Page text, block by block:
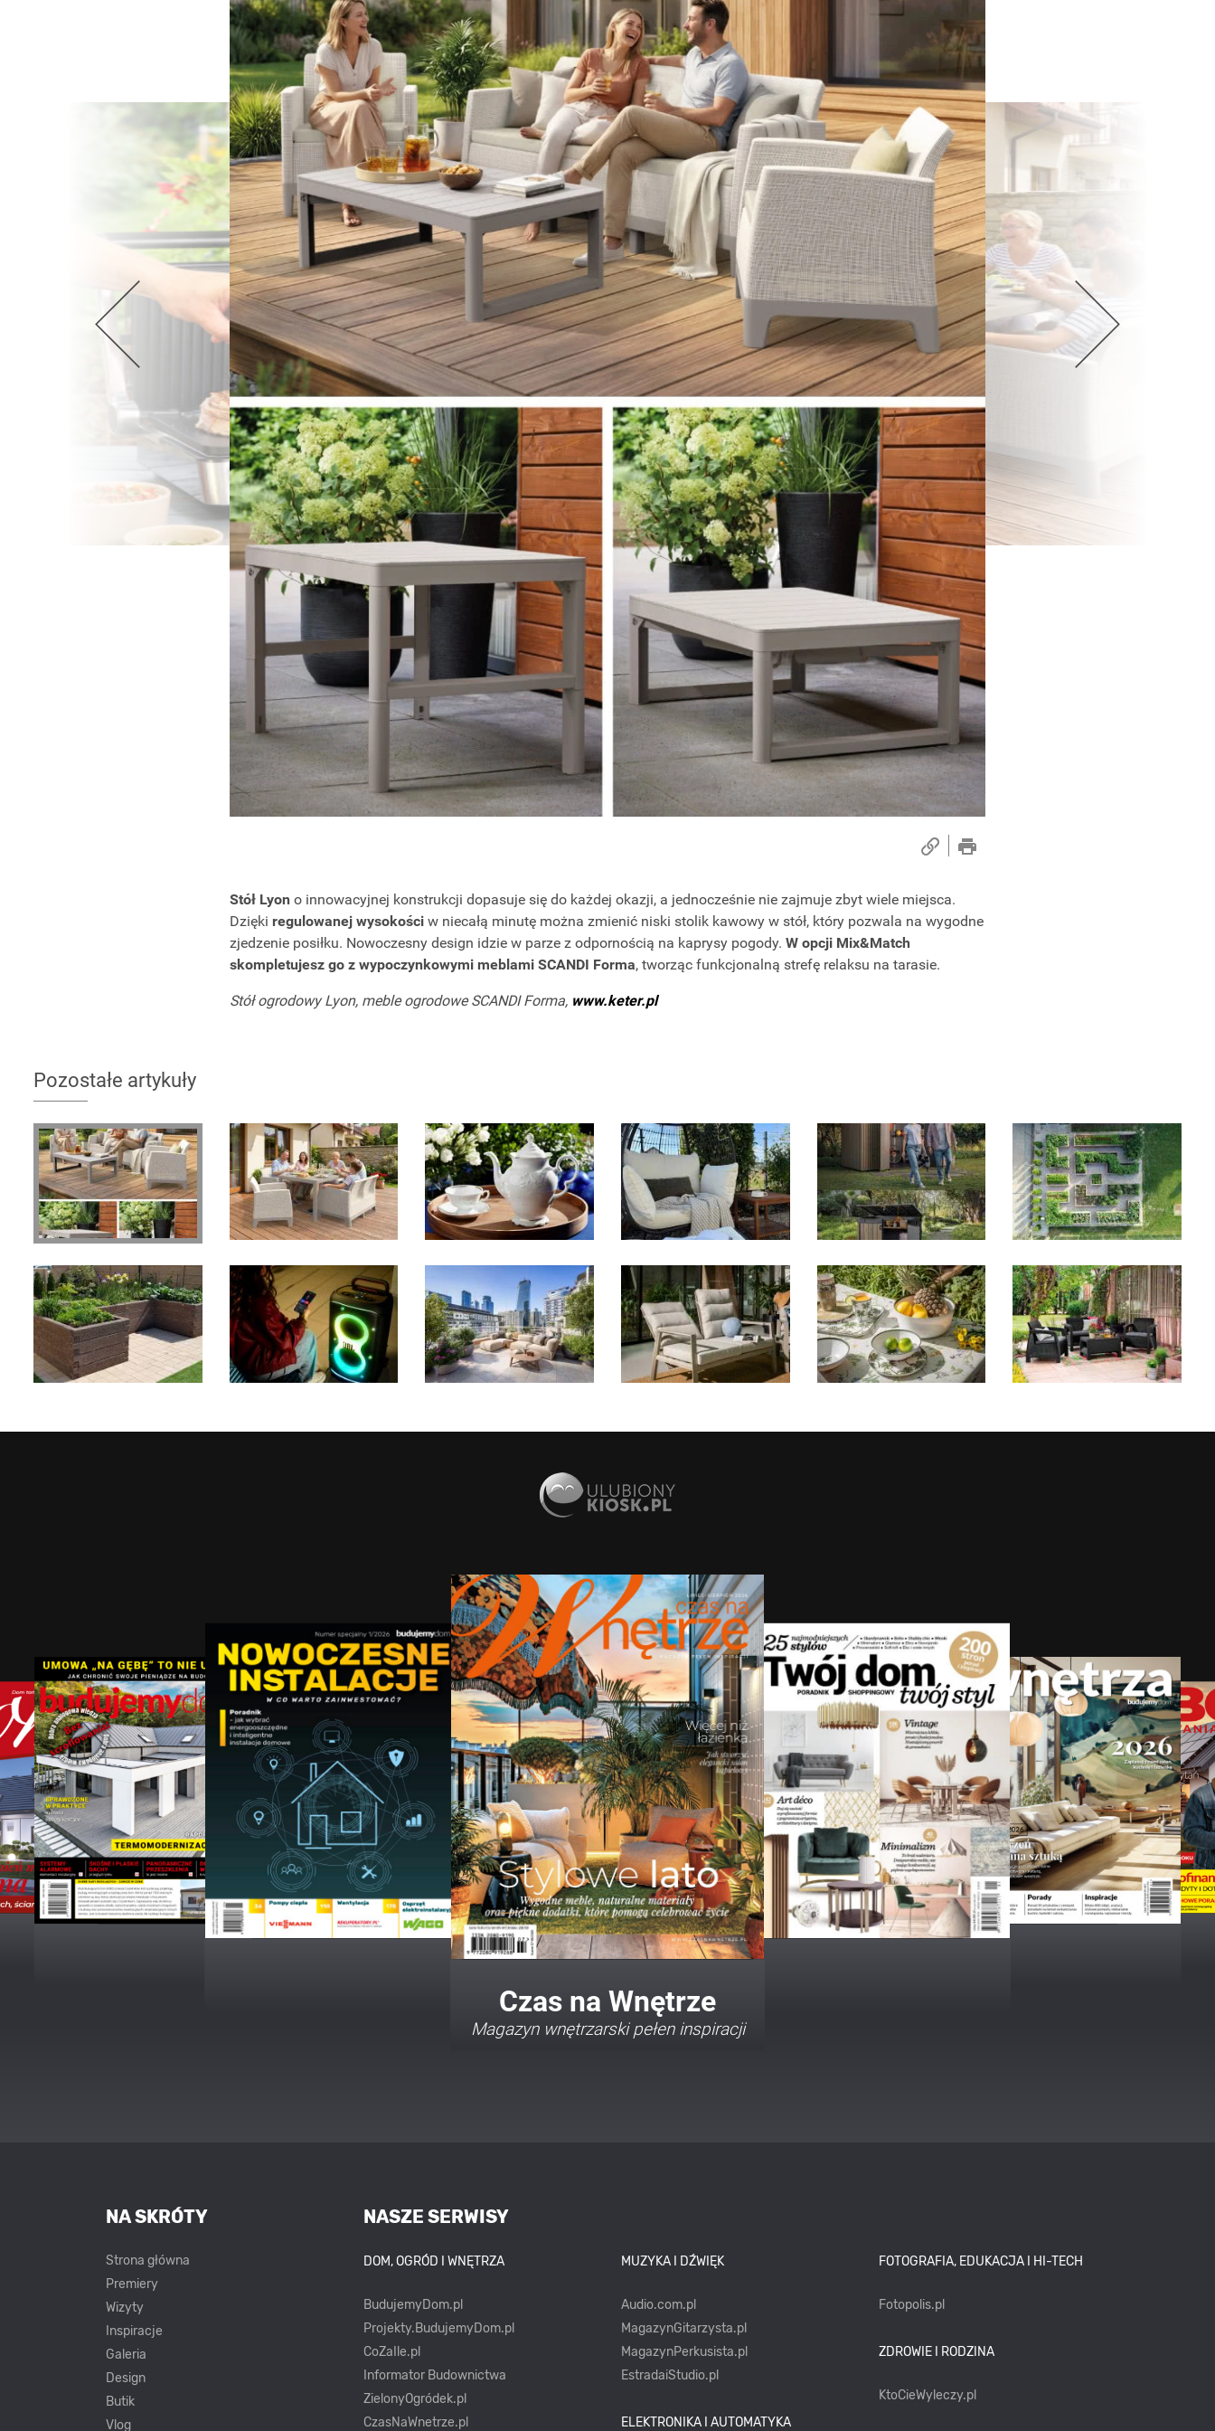
Wellnes
DIY
Stół Lyon o innowacyjnej konstrukcji dopasuje się do każdej okazji, a jednocześnie nie zajmuje zbyt wiele miejsca.
Dzięki regulowanej wysokościw niecałą minutę można zmienić niski stolik kawowy w stół, który pozwala na wygodne
zjedzenie posiłku. Nowoczesny design idzie w parze z odpornością na kaprysy pogody. W opcji Mix&Match
skompletujesz go z wypoczynkowymi meblami SCANDI Forma, tworząc funkcjonalną strefę relaksu na tarasie.
Stół ogrodowy Lyon, meble ogrodowe SCANDI Forma, www.keter.pl
Pozostałe artykuły
Twój Dom Twój Styl
Porady i inspiracje w najmodniejszych
NASZE SERWISY
DOM, OGRÓD I WNĘTRZA
BudujemyDom.pl
Projekty.BudujemyDom.pl
CoZaIle.pl
Informator Budownictwa
ZielonyOgródek.pl
CzasNaWnetrze.pl
MUZYKA I DŹWIĘK
Audio.com.pl
MagazynGitarzysta.pl
MagazynPerkusista.pl
EstradaiStudio.pl
ELEKTRONIKA I AUTOMATYKA
FOTOGRAFIA, EDUKACJA I HI-TECH
Fotopolis.pl
ZDROWIE I RODZINA
KtoCieWyleczy.pl
NA SKRÓTY
Strona główna
Premiery
Wizyty
Inspiracje
Galeria
Design
Butik
Vlog